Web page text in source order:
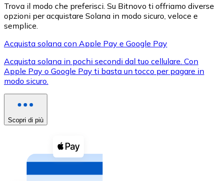
XRP
XRP
Vedi tutto
Buoni cripto
Acquista criptovalute in contanti e altri mezzi di
Acquista con contanti
Trova il modo che preferisci. Su Bitnovo ti offriamo diverse
opzioni per acquistare Solana in modo sicuro, veloce e
semplice.
Acquista solana con Apple Pay e Google Pay
Acquista solana in pochi secondi dal tuo cellulare. Con
Apple Pay o Google Pay ti basta un tocco per pagare in
modo sicuro.
Scopri di più